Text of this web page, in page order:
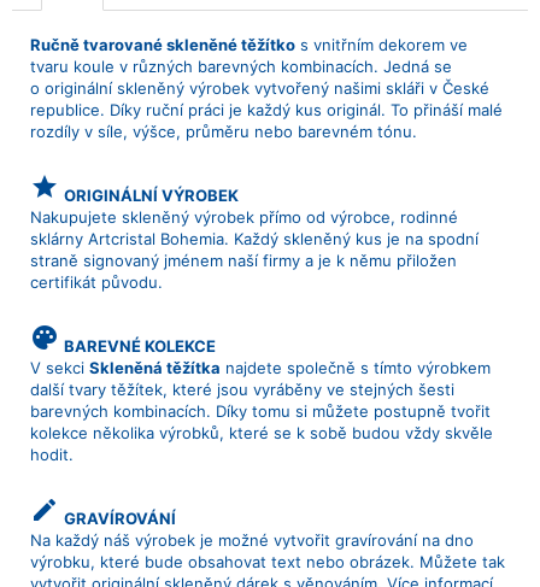
Ručně tvarované skleněné těžítko s vnitřním dekorem ve
tvaru koule v různých barevných kombinacích. Jedná se
o originální skleněný výrobek vytvořený našimi skláři v České
republice. Díky ruční práci je každý kus originál. To přináší malé
rozdíly v síle, výšce, průměru nebo barevném tónu.
grade ORIGINÁLNÍ VÝROBEK
Nakupujete skleněný výrobek přímo od výrobce, rodinné
sklárny Artcristal Bohemia. Každý skleněný kus je na spodní
straně signovaný jménem naší firmy a je k němu přiložen
certifikát původu.
palette BAREVNÉ KOLEKCE
V sekci Skleněná těžítka najdete společně s tímto výrobkem
další tvary těžítek, které jsou vyráběny ve stejných šesti
barevných kombinacích. Díky tomu si můžete postupně tvořit
kolekce několika výrobků, které se k sobě budou vždy skvěle
hodit.
create GRAVÍROVÁNÍ
Na každý náš výrobek je možné vytvořit gravírování na dno
výrobku, které bude obsahovat text nebo obrázek. Můžete tak